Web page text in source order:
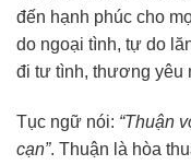
đến hạnh phúc cho
do ngoại tình, tự do
đi tư tình, thương yêu
Tục ngữ nói: “Thuận
cạn”. Thuận là hòa